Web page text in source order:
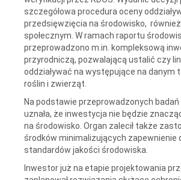
szczegółowa procedura oceny
przedsięwzięcia na środowisko,
społecznym. W ramach raportu
przeprowadzono m.in. kompleksową
przyrodniczą, pozwalającą ustalić czy
oddziaływać na występujące na danym
roślin i zwierząt.
Na podstawie przeprowadzonych badań
uznała, że inwestycja nie będzie
na środowisko. Organ zalecił także
środków minimalizujących zapewnienie
standardów jakości środowiska.
Inwestor już na etapie projektowania